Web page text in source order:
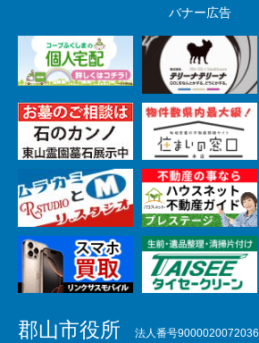
バナー広告
郡山市役所 法人番号9000020072036